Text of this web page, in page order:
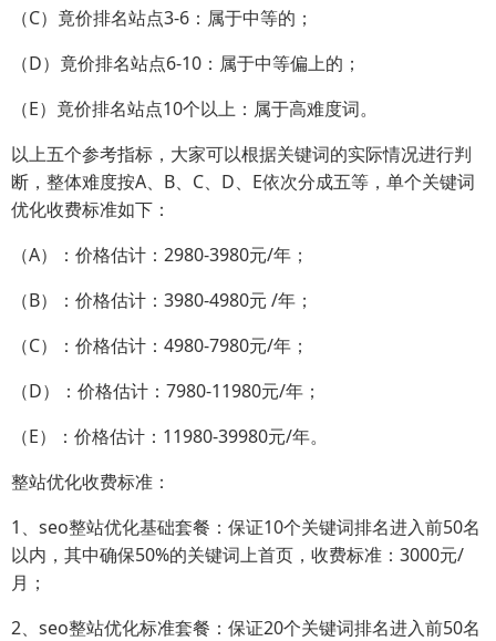
（C）竟价排名站点3-6：属于中等的；
（D）竟价排名站点6-10：属于中等偏上的；
（E）竟价排名站点10个以上：属于高难度词。
以上五个参考指标，大家可以根据关键词的实际情况进行判
断，整体难度按A、B、C、D、E依次分成五等，单个关键词
优化收费标准如下：
（A）：价格估计：2980-3980元/年；
（B）：价格估计：3980-4980元 /年；
（C）：价格估计：4980-7980元/年；
（D）：价格估计：7980-11980元/年；
（E）：价格估计：11980-39980元/年。
整站优化收费标准：
1、seo整站优化基础套餐：保证10个关键词排名进入前50名
以内，其中确保50%的关键词上首页，收费标准：3000元/
月；
2、seo整站优化标准套餐：保证20个关键词排名进入前50名